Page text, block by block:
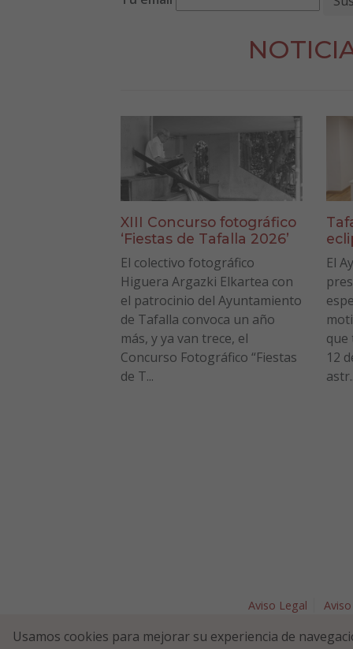
XIII Concurso fotográfico
‘Fiestas de Tafalla 2026’
El colectivo fotográfico
Higuera Argazki Elkartea con
el patrocinio del Ayuntamiento
de Tafalla convoca un año
más, y ya van trece, el
Concurso Fotográfico “Fiestas
de T...
El
que
12
Aviso Legal
Plaza
Usamos cookies para mejorar su experiencia de